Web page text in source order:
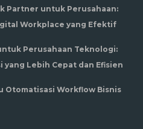
Partner untuk Perusahaan:
Workplace yang Efektif
Perusahaan Teknologi:
yang Lebih Cepat dan Efisien
Otomatisasi Workflow Bisnis